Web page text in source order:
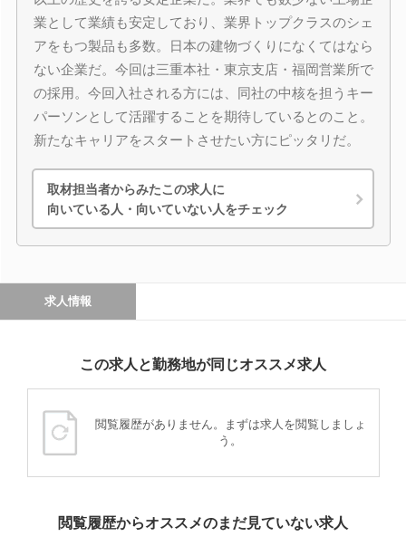
業として業績も安定しており、業界トップクラスのシェ
アをもつ製品も多数。日本の建物づくりになくてはなら
ない企業だ。今回は三重本社・東京支店・福岡営業所で
の採用。今回入社される方には、同社の中核を担うキー
パーソンとして活躍することを期待しているとのこと。
新たなキャリアをスタートさせたい方にピッタリだ。
取材担当者からみたこの求人に
向いている人・向いていない人をチェック
求人情報
この求人と勤務地が同じオススメ求人
閲覧履歴がありません。まずは求人を閲覧しましょ
う。
閲覧履歴からオススメのまだ見ていない求人